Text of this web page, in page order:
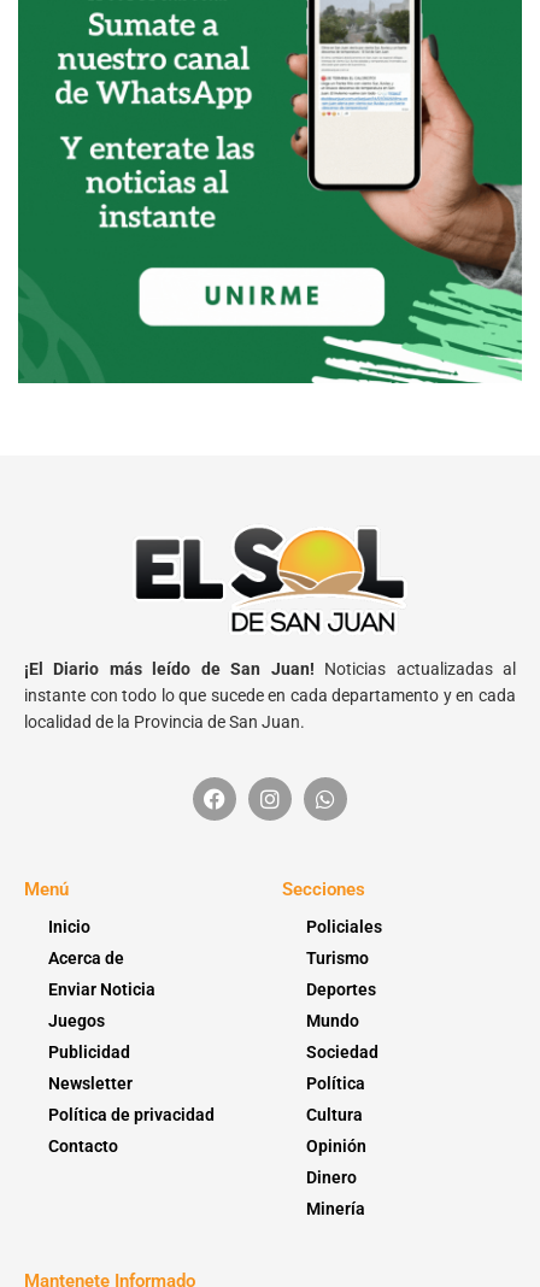
¡El Diario más leído de San Juan! Noticias actualizadas al
instante con todo lo que sucede en cada departamento y en cada
localidad de la Provincia de San Juan.
Menú
Inicio
Acerca de
Enviar Noticia
Juegos
Publicidad
Newsletter
Política de privacidad
Contacto
Secciones
Policiales
Turismo
Deportes
Mundo
Sociedad
Política
Cultura
Opinión
Dinero
Minería
Mantenete Informado